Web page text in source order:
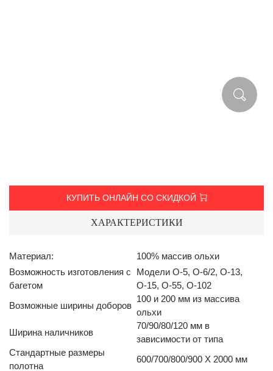
КУПИТЬ ОНЛАЙН СО СКИДКОЙ
ХАРАКТЕРИСТИКИ
Материал:
100% массив ольхи
Возможность изготовления с
багетом
Модели О-5, О-6/2, О-13,
О-15, О-55, О-102
Возможные ширины доборов
100 и 200 мм из массива
ольхи
Ширина наличников
70/90/80/120 мм в
зависимости от типа
Стандартные размеры
полотна
600/700/800/900 Х 2000 мм